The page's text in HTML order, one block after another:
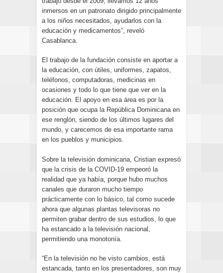
inmersos en un patronato dirigido principalmente
a los niños necesitados, ayudarlos con la
educación y medicamentos”, reveló
Casablanca.
El trabajo de la fundación consiste en aportar a
la educación, con útiles, uniformes, zapatos,
teléfonos, computadoras, medicinas en
ocasiones y todo lo que tiene que ver en la
educación. El apoyo en esa área es por la
posición que ocupa la República Dominicana en
ese renglón, siendo de los últimos lugares del
mundo, y carecemos de esa importante rama
en los pueblos y municipios.
Sobre la televisión dominicana, Cristian expresó
que la crisis de la COVID-19 empeoró la
realidad que ya había, porque hubo muchos
canales que duraron mucho tiempo
prácticamente con lo básico, tal como sucede
ahora que algunas plantas televisoras no
permiten grabar dentro de sus estudios, lo que
ha estancado a la televisión nacional,
permitiendo una monotonía.
“En la televisión no he visto cambios, está
estancada, tanto en los presentadores, son muy